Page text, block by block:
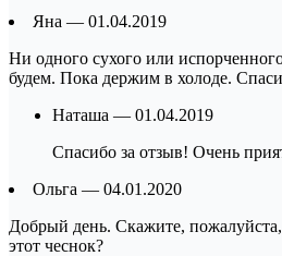
Яна — 01.04.2019
Ни одного сухого или
будем. Пока держим в холоде.
Наташа — 01.04.2019
Спасибо за отзыв! Очень
Ольга — 04.01.2020
Добрый день. Скажите, пожалуйста,
этот чеснок?